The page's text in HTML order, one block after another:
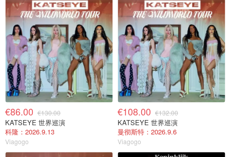
€86.00 €130.00
KATSEYE 世界巡演
科隆：2026.9.13
Viagogo
€108.00 €132.00
KATSEYE 世界巡演
曼彻斯特：2026.9.6
Viagogo